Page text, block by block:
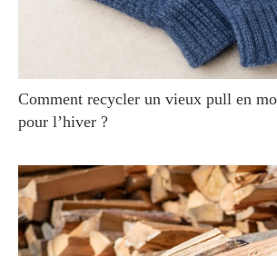
Comment recycler un vieux pull en
pour l’hiver ?